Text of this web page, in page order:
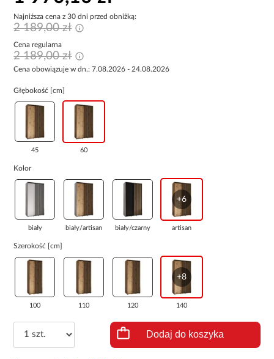
Najniższa cena z 30 dni przed obniżką:
2 189,00 zł
Cena regularna
2 189,00 zł
Cena obowiązuje w dn.: 7.08.2026 - 24.08.2026
Głębokość [cm]
45 60
Kolor
biały biały/artisan biały/czarny
+6
artisan
Szerokość [cm]
100 110 120
+8
140
Dodaj do koszyka